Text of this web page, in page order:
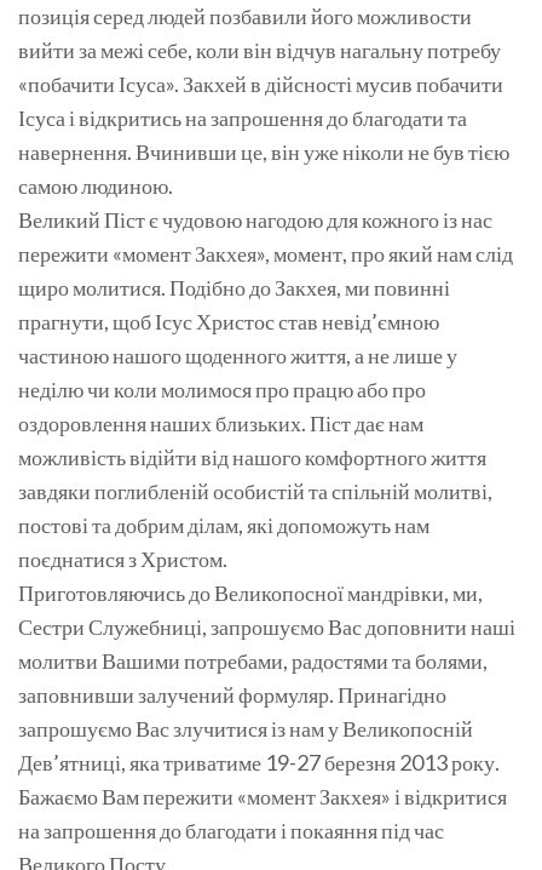
позиція серед людей позбавили його можливости
вийти за межі себе, коли він відчув нагальну потребу
«побачити Ісуса». Закхей в дійсності мусив побачити
Ісуса і відкритись на запрошення до благодати та
навернення. Вчинивши це, він уже ніколи не був тією
самою людиною.
Великий Піст є чудовою нагодою для кожного із нас
пережити «момент Закхея», момент, про який нам слід
щиро молитися. Подібно до Закхея, ми повинні
прагнути, щоб Ісус Христос став невід’ємною
частиною нашого щоденного життя, а не лише у
неділю чи коли молимося про працю або про
оздоровлення наших близьких. Піст дає нам
можливість відійти від нашого комфортного життя
завдяки поглибленій особистій та спільній молитві,
постові та добрим ділам, які допоможуть нам
поєднатися з Христом.
Приготовляючись до Великопосної мандрівки, ми,
Сестри Служебниці, запрошуємо Вас доповнити наші
молитви Вашими потребами, радостями та болями,
заповнивши залучений формуляр. Принагідно
запрошуємо Вас злучитися із нам у Великопосній
Дев’ятниці, яка триватиме 19-27 березня 2013 року.
Бажаємо Вам пережити «момент Закхея» і відкритися
на запрошення до благодати і покаяння під час
Великого Посту.